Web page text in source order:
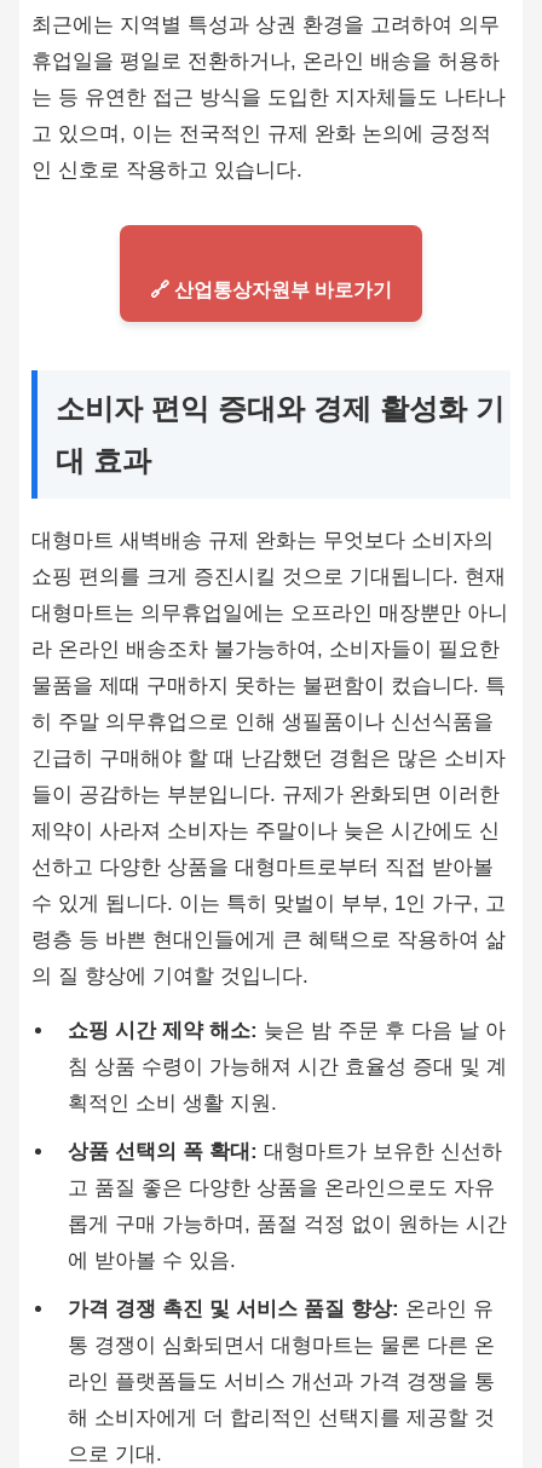
최근에는 지역별 특성과 상권 환경을 고려하여 의무
휴업일을 평일로 전환하거나, 온라인 배송을 허용하
는 등 유연한 접근 방식을 도입한 지자체들도 나타나
고 있으며, 이는 전국적인 규제 완화 논의에 긍정적
인 신호로 작용하고 있습니다.
🔗 산업통상자원부 바로가기
소비자 편익 증대와 경제 활성화 기
대 효과
대형마트 새벽배송 규제 완화는 무엇보다 소비자의
쇼핑 편의를 크게 증진시킬 것으로 기대됩니다. 현재
대형마트는 의무휴업일에는 오프라인 매장뿐만 아니
라 온라인 배송조차 불가능하여, 소비자들이 필요한
물품을 제때 구매하지 못하는 불편함이 컸습니다. 특
히 주말 의무휴업으로 인해 생필품이나 신선식품을
긴급히 구매해야 할 때 난감했던 경험은 많은 소비자
들이 공감하는 부분입니다. 규제가 완화되면 이러한
제약이 사라져 소비자는 주말이나 늦은 시간에도 신
선하고 다양한 상품을 대형마트로부터 직접 받아볼
수 있게 됩니다. 이는 특히 맞벌이 부부, 1인 가구, 고
령층 등 바쁜 현대인들에게 큰 혜택으로 작용하여 삶
의 질 향상에 기여할 것입니다.
쇼핑 시간 제약 해소: 늦은 밤 주문 후 다음 날 아
침 상품 수령이 가능해져 시간 효율성 증대 및 계
획적인 소비 생활 지원.
상품 선택의 폭 확대: 대형마트가 보유한 신선하
고 품질 좋은 다양한 상품을 온라인으로도 자유
롭게 구매 가능하며, 품절 걱정 없이 원하는 시간
에 받아볼 수 있음.
가격 경쟁 촉진 및 서비스 품질 향상: 온라인 유
통 경쟁이 심화되면서 대형마트는 물론 다른 온
라인 플랫폼들도 서비스 개선과 가격 경쟁을 통
해 소비자에게 더 합리적인 선택지를 제공할 것
으로 기대.